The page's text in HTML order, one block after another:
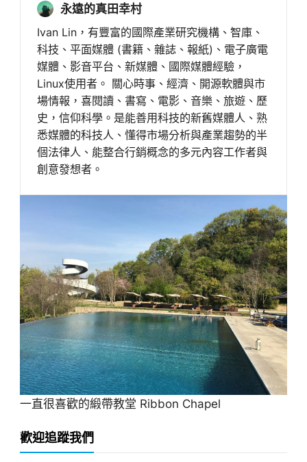
永遠的真田幸村
Ivan Lin，有豐富的國際產業研究機構、智庫、
科技、平面媒體 (書籍、雜誌、報紙)、電子廣電
媒體、影音平台、新媒體、國際媒體經驗，
Linux使用者。 關心時事、經濟、開源軟體與市
場情報，喜閱讀、書寫、電影、音樂、旅遊、歷
史，信仰科學。是能善用科技的新舊媒體人、熟
悉媒體的科技人、懂得市場分析與產業趨勢的半
個法律人、能整合行銷概念的多元內容工作者與
創意發想者。
一直很喜歡的緞帶教堂 Ribbon Chapel
歡迎追蹤我們